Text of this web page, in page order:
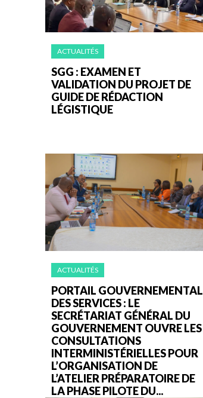
ACTUALITÉS
SGG : EXAMEN ET
VALIDATION DU PROJET DE
GUIDE DE RÉDACTION
LÉGISTIQUE
ACTUALITÉS
PORTAIL GOUVERNEMENTAL
DES SERVICES : LE
SECRÉTARIAT GÉNÉRAL DU
GOUVERNEMENT OUVRE LES
CONSULTATIONS
INTERMINISTÉRIELLES POUR
L’ORGANISATION DE
L’ATELIER PRÉPARATOIRE DE
LA PHASE PILOTE DU...